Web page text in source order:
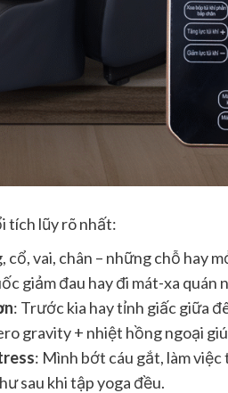
tích lũy rõ nhất:
cổ, vai, chân – những chỗ hay
giảm đau hay đi mát-xa quán
: Trước kia hay tỉnh giấc giữa
gravity + nhiệt hồng ngoại
: Mình bớt cáu gắt, làm
sau khi tập yoga đều.